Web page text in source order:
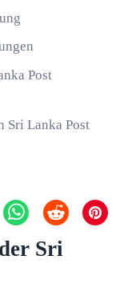
Post
Sri Lanka Post
Sri